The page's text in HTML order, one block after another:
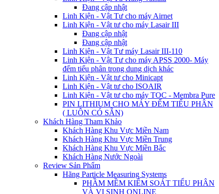
Đang cập nhật
Linh Kiện - Vật Tư cho máy Airnet
Linh Kiện - Vật tư cho máy Lasair III
Đang cập nhật
Đang cập nhật
Linh Kiện - Vật Tư máy Lasair III-110
Linh Kiện - Vật Tư cho máy APSS 2000- Máy
đếm tiểu phân trong dung dịch khác
Linh Kiện - Vật tư cho Minicapt
Linh Kiện - Vật tư cho ISOAIR
Linh Kiện - Vật tư cho máy TOC - Membra Pure
PIN LITHIUM CHO MÁY ĐẾM TIỂU PHÂN
( LUÔN CÓ SẴN)
Khách Hàng Tham Khảo
Khách Hàng Khu Vực Miền Nam
Khách Hàng Khu Vực Miền Trung
Khách Hàng Khu Vực Miền Bắc
Khách Hàng Nước Ngoài
Review Sản Phẩm
Hãng Particle Measuring Systems
PHẦM MỀM KIỂM SOÁT TIỂU PHÂN
VÀ VI SINH ONLINE